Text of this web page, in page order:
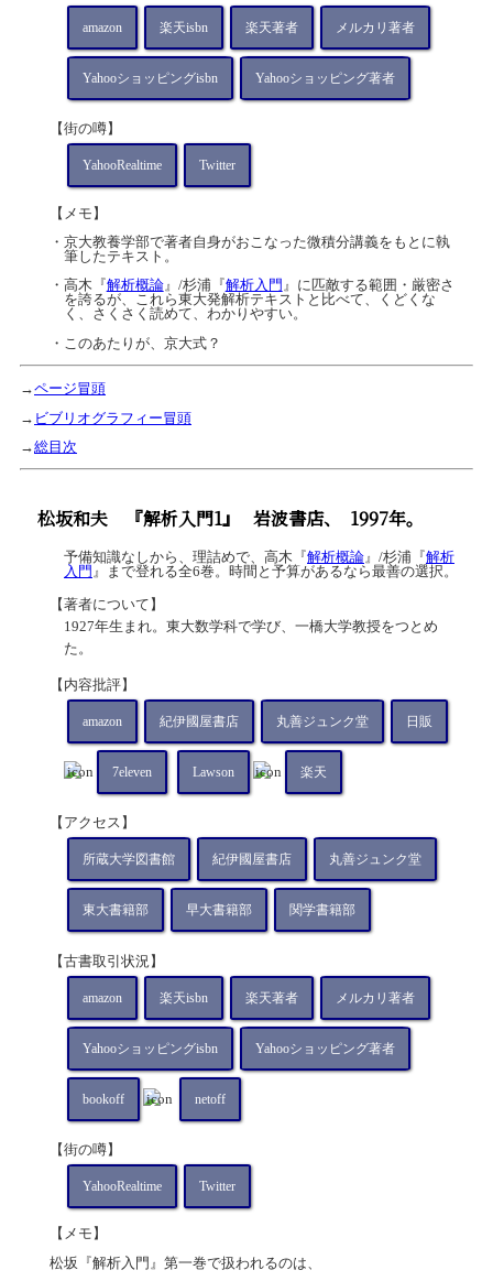
amazon 楽天isbn 楽天著者 メルカリ著者
Yahooショッピングisbn Yahooショッピング著者
【街の噂】
YahooRealtime Twitter
【メモ】
・京大教養学部で著者自身がおこなった微積分講義をもとに執
筆したテキスト。
・高木『解析概論』/杉浦『解析入門 』に匹敵する範囲・厳密さ
を誇るが、これら東大発解析テキストと比べて、くどくな
く、さくさく読めて、わかりやすい。
・このあたりが、京大式？
→ページ冒頭
→ ビブリオグラフィー冒頭
→総目次
松坂和夫 『解析入門1』 岩波書店、 1997年。
予備知識なしから、理詰めで、高木『解析概論』/杉浦『解析
入門 』まで登れる全6巻。時間と予算があるなら最善の選択。
【著者について】
1927年生まれ。東大数学科で学び、一橋大学教授をつとめ
た。
【内容批評】
amazon 紀伊國屋書店 丸善ジュンク堂 日販
7eleven Lawson 楽天
【アクセス】
所蔵大学図書館 紀伊國屋書店 丸善ジュンク堂
東大書籍部 早大書籍部 関学書籍部
【古書取引状況】
amazon 楽天isbn 楽天著者 メルカリ著者
Yahooショッピングisbn Yahooショッピング著者
bookoff netoff
【街の噂】
YahooRealtime Twitter
【メモ】
松坂『解析入門』第一巻で扱われるのは、